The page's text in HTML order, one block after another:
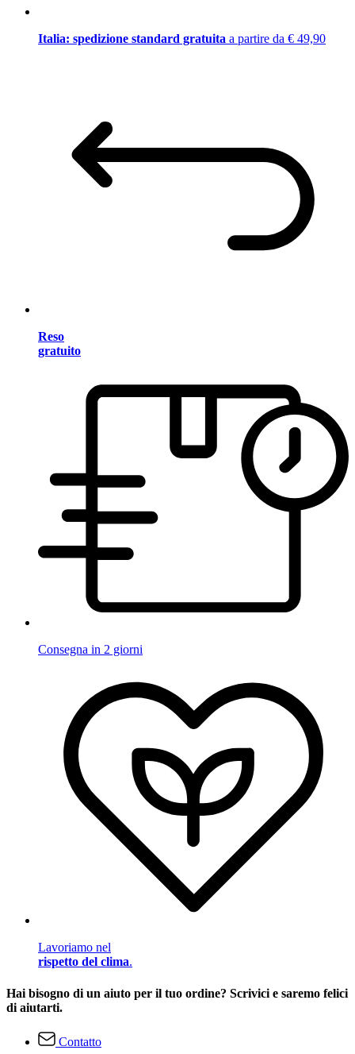
Italia: spedizione standard gratuita a partire da € 49,90
Reso
gratuito
Consegna in 2 giorni
Lavoriamo nel
rispetto del clima.
Hai bisogno di un aiuto per il tuo ordine? Scrivici e saremo felici
di aiutarti.
Contatto